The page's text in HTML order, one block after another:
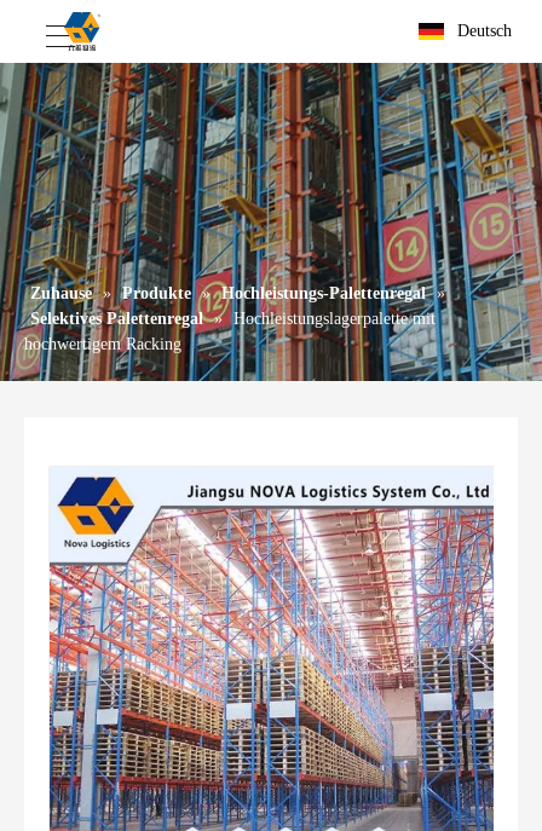
Deutsch
Zuhause » Produkte » Hochleistungs-Palettenregal »
Selektives Palettenregal » Hochleistungslagerpalette mit
hochwertigem Racking